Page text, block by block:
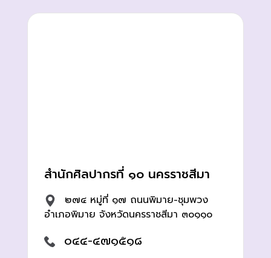
สำนักศิลปากรที่ ๑๐ นครราชสีมา
๒๗๔ หมู่ที่ ๑๗ ถนนพิมาย-ชุมพวง
อำเภอพิมาย จังหวัดนครราชสีมา ๓๐๑๑๐
๐๔๔-๔๗๑๕๑๘